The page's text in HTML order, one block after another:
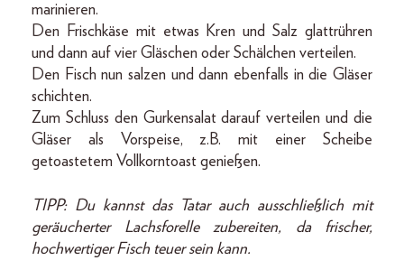
marinieren.
Den Frischkäse mit etwas Kren und Salz glattrühren
und dann auf vier Gläschen oder Schälchen verteilen.
Den Fisch nun salzen und dann ebenfalls in die Gläser
schichten.
Zum Schluss den Gurkensalat darauf verteilen und die
Gläser als Vorspeise, z.B. mit einer Scheibe
getoastetem Vollkorntoast genießen.
TIPP: Du kannst das Tatar auch ausschließlich mit
geräucherter Lachsforelle zubereiten, da frischer,
hochwertiger Fisch teuer sein kann.